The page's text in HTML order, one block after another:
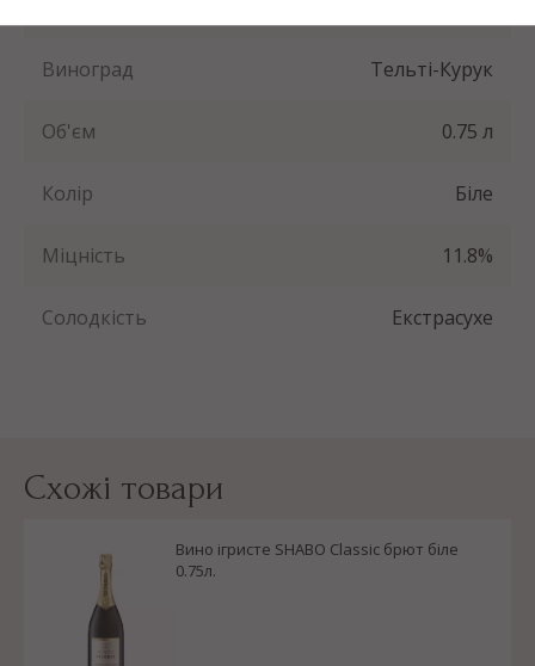
Виноград Тельті-Курук
Об'єм 0.75 л
Колір Біле
Міцність 11.8%
Солодкість Екстрасухе
Схожі товари
Вино ігристе SHABO Classic брют біле
0.75л.